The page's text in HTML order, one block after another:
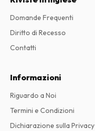
Domande Frequenti
Diritto di Recesso
Contatti
Informazioni
Riguardo a Noi
Termini e Condizioni
Dichiarazione sulla Privacy